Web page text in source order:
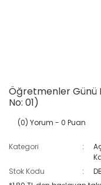
Öğretmenler Günü
No: 01)
(0) Yorum - 0 Puan
Kategori
Stok Kodu